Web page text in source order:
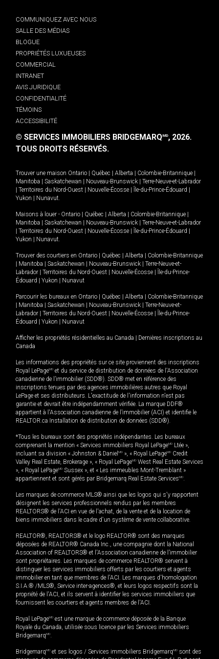
COMMUNIQUEZ AVEC NOUS
SALLE DES MÉDIAS
BLOGUE
PROPRIÉTÉS LUXUEUSES
COMMERCIAL
INTRANET
AVIS JURIDIQUE
CONFIDENTIALITÉ
TÉMOINS
ACCESSIBILITÉ
© SERVICES IMMOBILIERS BRIDGEMARQMD, 2026.
TOUS DROITS RÉSERVÉS.
Trouver une maison Ontario Québec Alberta Colombie-Britannique
Manitoba
Saskatchewan Nouveau-Brunswick
Terre-Neuve-et-Labrador
Territoires du Nord-Ouest Nouvelle-Écosse Île-du-Prince-Édouard
Yukon
Nunavut.
Maisons à louer - Ontario Québec Alberta Colombie-Britannique
Manitoba
Saskatchewan Nouveau-Brunswick
Terre-Neuve-et-Labrador
Territoires du Nord-Ouest Nouvelle-Écosse Île-du-Prince-Édouard
Yukon
Nunavut.
Trouver des courtiers en Ontario Québec Alberta
Colombie-Britannique
Manitoba Saskatchewan Nouveau-Brunswick
Terre-Neuve-et-
Labrador
Territoires du Nord-Ouest Nouvelle-Écosse
Île-du-Prince-
Édouard
Yukon Nunavut
Parcourir les bureaux en Ontario Québec Alberta
Colombie-Britannique
Manitoba Saskatchewan Nouveau-Brunswick
Terre-Neuve-et-
Labrador
Territoires du Nord-Ouest Nouvelle-Écosse
Île-du-Prince-
Édouard
Yukon Nunavut
Afficher les propriétés résidentielles au Canada
Dernières inscriptions au
Canada
Les informations des propriétés sur ce site proviennent des inscriptions
Royal LePageMD et du service de distribution de données de l'Association
canadienne de l’immobilier (SDD®). SDD® met en référence des
inscriptions tenues par des agences immobilières autres que Royal
LePage et ses distributeurs. L'exactitude de l'information n'est pas
garantie et devrait être indépendamment vérifiée. La marque DDF®
appartient à l'Association canadienne de l’immobilier (ACI) et identifie le
REALTOR.ca Installation de distribution de données (SDD®).
*Tous les bureaux sont des propriétés indépendantes. Les bureaux
comprenant la mention « Services immobiliers Royal LePageMD Ltée »,
incluant sa division « Johnston & Daniel MD », « Royal LePageMD Credit
Valley Real Estate, Brokerage », « Royal LePageMD West Real Estate Services
», « Royal LePageMD Sussex », et « Les immeubles Mont-Tremblant »
appartiennent et sont gérés par Bridgemarq Real Estate ServicesMD.
Les marques de commerce MLS® ainsi que les logos qui s'y rapportent
désignent les services professionnels rendus par les membres
REALTORS® de l'ACI en vue de l'achat, de la vente et de la location de
biens immobiliers dans le cadre d'un système de vente collaborative.
REALTOR®, REALTORS® et le logo REALTOR® sont des marques
déposées de REALTOR® Canada Inc., une compagnie dont la National
Association of REALTORS® et l'Association canadienne de l’immobilier
sont propriétaires. Les marques de commerce REALTOR® servent à
distinguer les services immobiliers offerts par les courtiers et agents
immobilier en tant que membres de l'ACI. Les marques d'homologation
S.I.A.® /MLS®, Service inter-agences®, et leurs logos respectifs sont la
propriété de l'ACI, et ils servent à identifier les services immobiliers que
fournissent les courtiers et agents membres de l'ACI.
Royal LePageMD est une marque de commerce déposée de la Banque
Royale du Canada, utilisée sous licence par les Services immobiliers
BridgemarqMD.
BridgemarqMD et ses logos / Services immobiliers BridgemarqMD sont des